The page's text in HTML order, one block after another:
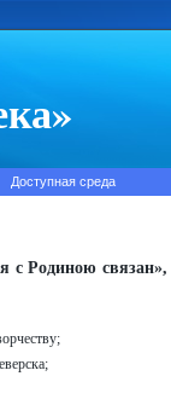
Доступная среда
с Родиною